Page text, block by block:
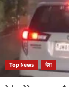
Top News देश